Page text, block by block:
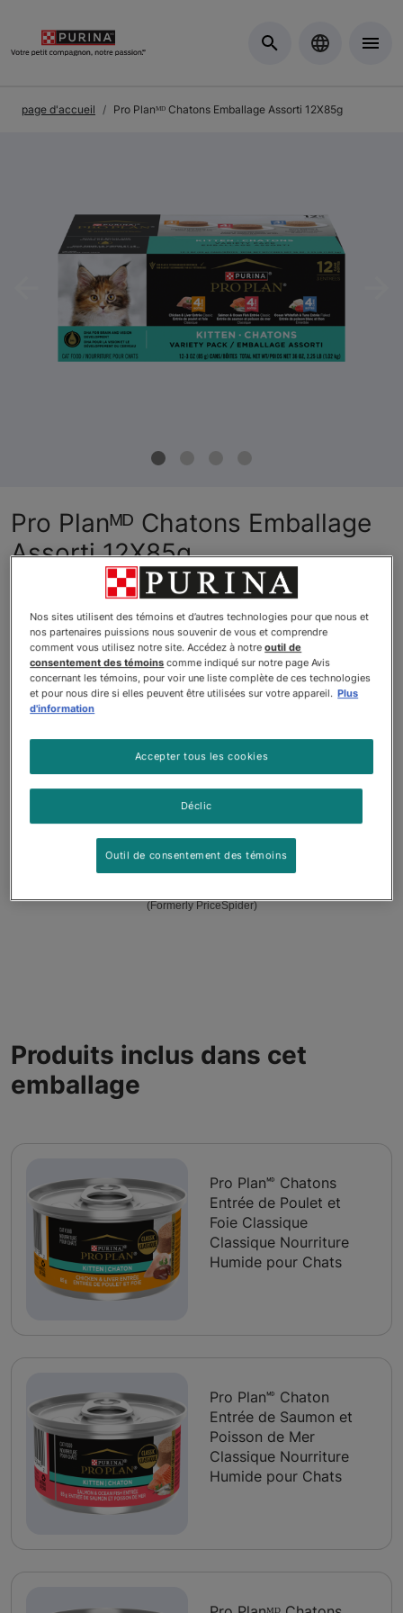
page d'accueil Pro Planᴹᴰ Chatons Emballage Assorti 12X85g
Previous
Pro Planᴹᴰ Chatons Emballage
Assorti 12X85g
Purinaᴹᴰ Pro Planᴹᴰ
$24.69
Voir le site
(1234)
Vue
$27.99
En stock
(614)
(Formerly PriceSpider)
Produits inclus dans cet
emballage
Pro Plan🅫 Chatons
Entrée de Poulet et
Foie Classique
Classique Nourriture
Humide pour Chats
Pro Plan🅫 Chaton
Entrée de Saumon et
Poisson de Mer
Classique Nourriture
Humide pour Chats
Nos sites utilisent des témoins et d’autres technologies pour que nous et
nos partenaires puissions nous souvenir de vous et comprendre
comment vous utilisez notre site. Accédez à notreoutil de
consentement des témoins comme indiqué sur notre page Avis
concernant les témoins, pour voir une liste complète de ces technologies
et pour nous dire si elles peuvent être utilisées sur votre appareil. Plus
d'information
Déclic
Accepter tous les cookies
Outil de consentement des témoins